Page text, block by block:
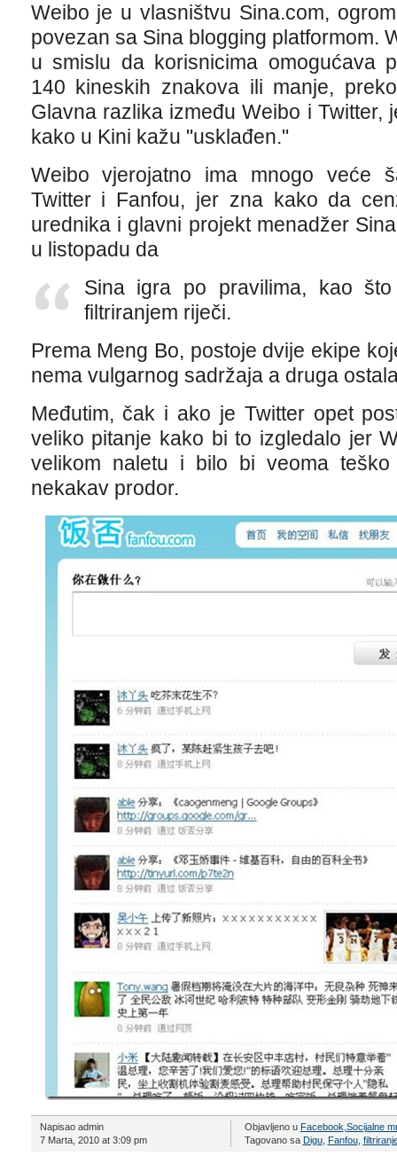
Weibo je u vlasništvu Sina.com,
povezan sa Sina blogging platformom.
u smislu da korisnicima omogućava
140 kineskih znakova ili manje,
Glavna razlika između Weibo i Twitter,
kako u Kini kažu "usklađen."
Weibo vjerojatno ima mnogo veće
Twitter i Fanfou, jer zna kako da
urednika i glavni projekt menadžer
u listopadu da
Sina igra po pravilima, kao
filtriranjem riječi.
Prema Meng Bo, postoje dvije ekipe
nema vulgarnog sadržaja a druga
Međutim, čak i ako je Twitter opet
veliko pitanje kako bi to izgledalo jer
velikom naletu i bilo bi veoma
nekakav prodor.
Napisao admin
7 Marta, 2010 at 3:09 pm
Objavljeno u Facebook Socijalne
Tagovano sa Digu, Fanfou,